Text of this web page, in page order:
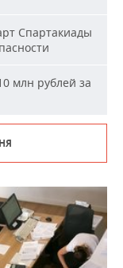
Спартакиады
млн рублей за